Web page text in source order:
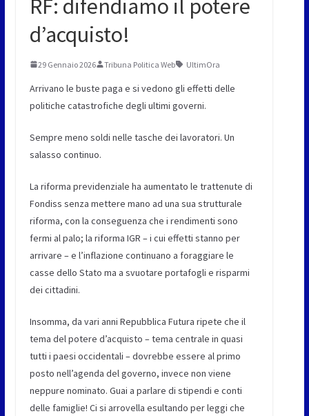
RF: difendiamo il potere
d’acquisto!
29 Gennaio 2026 Tribuna Politica Web UltimOra
Arrivano le buste paga e si vedono gli effetti delle
politiche catastrofiche degli ultimi governi.
Sempre meno soldi nelle tasche dei lavoratori. Un
salasso continuo.
La riforma previdenziale ha aumentato le trattenute di
Fondiss senza mettere mano ad una sua strutturale
riforma, con la conseguenza che i rendimenti sono
fermi al palo; la riforma IGR – i cui effetti stanno per
arrivare – e l’inflazione continuano a foraggiare le
casse dello Stato ma a svuotare portafogli e risparmi
dei cittadini.
Insomma, da vari anni Repubblica Futura ripete che il
tema del potere d’acquisto – tema centrale in quasi
tutti i paesi occidentali – dovrebbe essere al primo
posto nell’agenda del governo, invece non viene
neppure nominato. Guai a parlare di stipendi e conti
delle famiglie! Ci si arrovella esultando per leggi che